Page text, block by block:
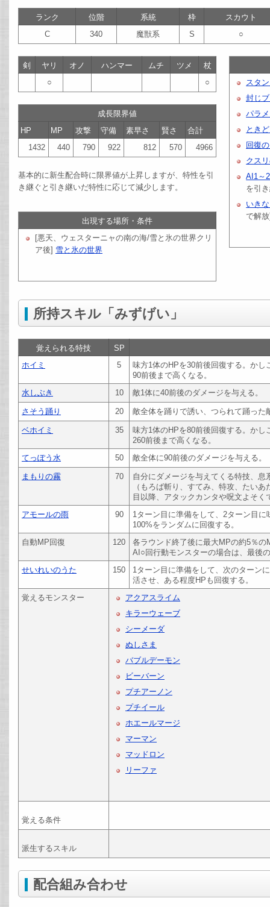
ランク 位階 系統 枠
スカウト
C
340 魔獣系 S ○
剣 ヤリ オノ ハンマー ムチ ツメ
杖
○
○
成長限界値
HP
MP 攻撃 守備 素早さ 賢さ
合計
1432
440 790 922 812 570 4966
基本的に新生配合時に限界値が上昇しますが、特性を引
き継ぐと引き継いだ特性に応じて減少します。
出現する場所・条件
[悪天、ウェスターニャの南の海/雪と氷の世界クリ
ア後] 雪と氷の世界
スタ
封じ
パラ
とき
回復
クス
AI1～
を引
いき
で解
所持スキル「みずげい」
覚えられる特技
SP
ホイミ
5
味方1体のHPを30前後回復する。か
90前後まで高くなる。
水しぶき
10 敵1体に40前後のダメージを与える。
さそう踊り 20 敵全体を踊りで誘い、つられて踊っ
ベホイミ 35
味方1体のHPを80前後回復する。か
260前後まで高くなる。
てっぽう水
50 敵全体に90前後のダメージを与える。
まもりの霧 70
自分にダメージを与えてくる特技、
（もろば斬り、すてみ、特攻、たい
目以降、アタックカンタや呪文よそ
アモールの雨
90
1ターン目に準備をして、2ターン目
100%をランダムに回復する。
自動MP回復
120
各ラウンド終了後に最大MPの約5％
AI○回行動モンスターの場合は、最後
せいれいのうた
150
1ターン目に準備をして、次のターン
活させ、ある程度HPも回復する。
覚えるモンスター
アクアスライム
キラーウェーブ
シーメーダ
ぬしさま
バブルデーモン
ビーバーン
プチアーノン
プチイール
ホエールマージ
マーマン
マッドロン
リーファ
覚える条件
派生するスキル
配合組み合わせ